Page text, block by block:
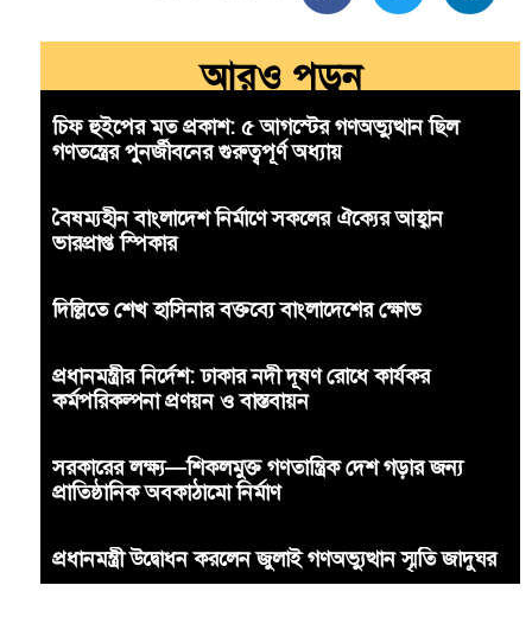
আরও পড়ুন
চিফ হুইপের মত প্রকাশ: ৫ আগস্টের গণঅভ্যুত্থান ছিল
গণতন্ত্রের পুনর্জীবনের গুরুত্বপূর্ণ অধ্যায়
বৈষম্যহীন বাংলাদেশ নির্মাণে সকলের ঐক্যের আহ্বান
ভারপ্রাপ্ত স্পিকার
দিল্লিতে শেখ হাসিনার বক্তব্যে বাংলাদেশের ক্ষোভ
প্রধানমন্ত্রীর নির্দেশ: ঢাকার নদী দূষণ রোধে কার্যকর
কর্মপরিকল্পনা প্রণয়ন ও বাস্তবায়ন
সরকারের লক্ষ্য—শিকলমুক্ত গণতান্ত্রিক দেশ গড়ার জন্য
প্রাতিষ্ঠানিক অবকাঠামো নির্মাণ
প্রধানমন্ত্রী উদ্বোধন করলেন জুলাই গণঅভ্যুত্থান স্মৃতি জাদুঘর